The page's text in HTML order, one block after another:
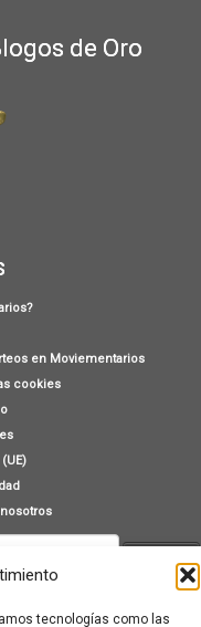
tecnologías como las
de Oro
en Moviementarios
cookies